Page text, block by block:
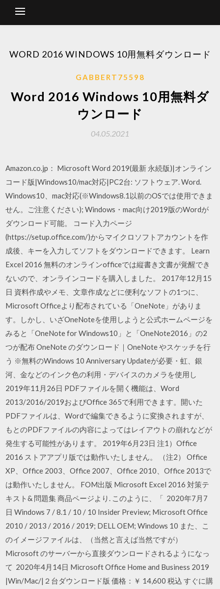
WORD 2016 WINDOWS 10用無料ダウンロード
GABBERT75598
Word 2016 Windows 10用無料ダ
ウンロード
04.05.2021
Amazon.co.jp： Microsoft Word 2019(最新 永続版)|オンライン
コード版|Windows10/mac対応|PC2台: ソフトウェア. Word.
Windows10、mac対応(※Windows8.1以前のOSでは使用できま
せん。ご注意ください); Windows・mac向け2019版のWordが
ダウンロード可能。 コード入力ページ
(https://setup.office.com/)からマイクロソフトアカウントを作
成後、キーを入力してソフトをダウンロードできます。 Learn
Excel 2016 無料のオンラインofficeでは縦書き文書が覚醒でき
ないので、オンラインコードを購入しました。 2017年12月15
日 資料作成やメモ、文章作成などに便利なソフトの1つに、
Microsoft Officeより配布されている「OneNote」がありま
す。しかし、いざOneNoteを使用しようと公式ホームページを
みると「OneNote for Windows10」と「OneNote2016」の2
つが配布 OneNote のダウンロード｜OneNote やスケッチを行
う ※無料のWindows 10 Anniversary Updateが必要・虹、銀
河、金などのインク色の利用・デバイスのカメラを使用し
2019年11月26日 PDFファイルを開く機能は、Word
2013/2016/2019およびOffice 365で利用できます。開いた
PDFファイルは、Wordで編集できるように変換されますが、
もとのPDFファイルの内容によってはレイアウトの崩れなどが
発生する可能性があります。 2019年6月23日 注1）Office
2016 ストアアプリ版では動作いたしません。 （注2） Office
XP、Office 2003、Office 2007、Office 2010、Office 2013で
は動作いたしません。 FOM出版 Microsoft Excel 2016 対策テ
キスト& 問題集 商品ページより. このように、「 2020年7月7
日 Windows 7 / 8.1 / 10 / 10 Insider Preview; Microsoft Office
2010 / 2013 / 2016 / 2019; DELL OEM; Windows 10 また、こ
のイメージファイルは、（当然と言えば当然ですが）
Microsoft のサーバーから直接ダウンロードされるようになっ
て 2020年4月14日 Microsoft Office Home and Business 2019
|Win/Mac/|２台ダウンロード版 価格：￥ 14,600 税込 すぐに購